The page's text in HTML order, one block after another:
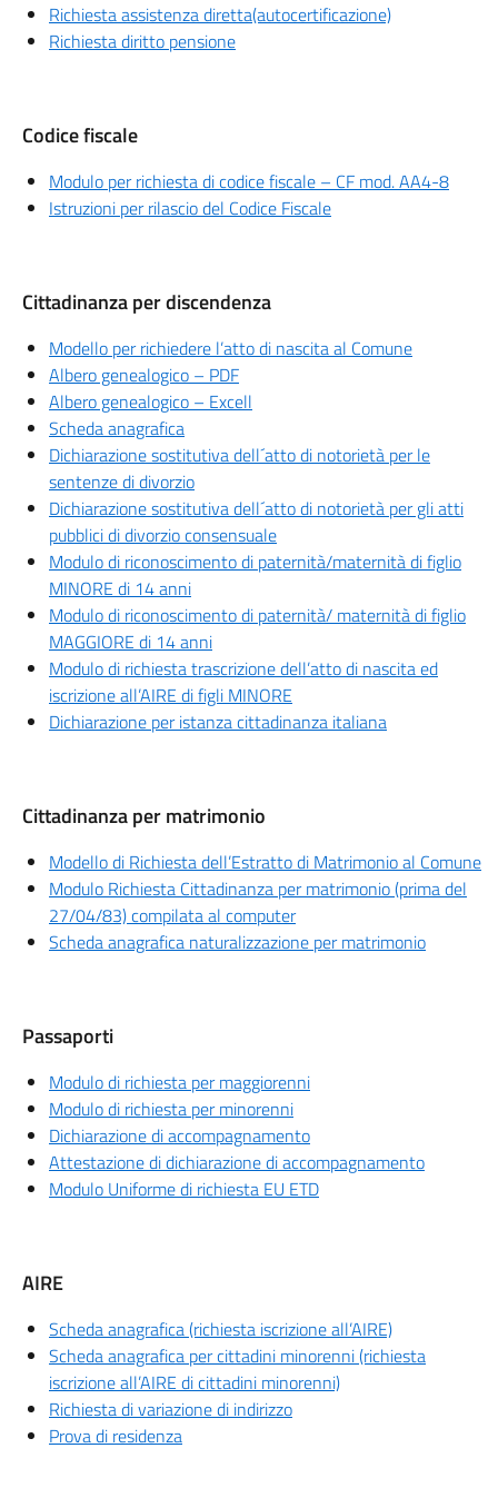
Richiesta assistenza diretta(autocertificazione)
Richiesta diritto pensione
Codice fiscale
Modulo per richiesta di codice fiscale – CF mod. AA4-8
Istruzioni per rilascio del Codice Fiscale
Cittadinanza per discendenza
Modello per richiedere l’atto di nascita al Comune
Albero genealogico – PDF
Albero genealogico – Excell
Scheda anagrafica
Dichiarazione sostitutiva dell´atto di notorietà per le
sentenze di divorzio
Dichiarazione sostitutiva dell´atto di notorietà per gli atti
pubblici di divorzio consensuale
Modulo di riconoscimento di paternità/maternità di figlio
MINORE di 14 anni
Modulo di riconoscimento di paternità/ maternità di figlio
MAGGIORE di 14 anni
Modulo di richiesta trascrizione dell’atto di nascita ed
iscrizione all’AIRE di figli MINORE
Dichiarazione per istanza cittadinanza italiana
Cittadinanza per matrimonio
Modello di Richiesta dell’Estratto di Matrimonio al Comune
Modulo Richiesta Cittadinanza per matrimonio (prima del
27/04/83) compilata al computer
Scheda anagrafica naturalizzazione per matrimonio
Passaporti
Modulo di richiesta per maggiorenni
Modulo di richiesta per minorenni
Dichiarazione di accompagnamento
Attestazione di dichiarazione di accompagnamento
Modulo Uniforme di richiesta EU ETD
AIRE
Scheda anagrafica (richiesta iscrizione all’AIRE)
Scheda anagrafica per cittadini minorenni (richiesta
iscrizione all’AIRE di cittadini minorenni)
Richiesta di variazione di indirizzo
Prova di residenza